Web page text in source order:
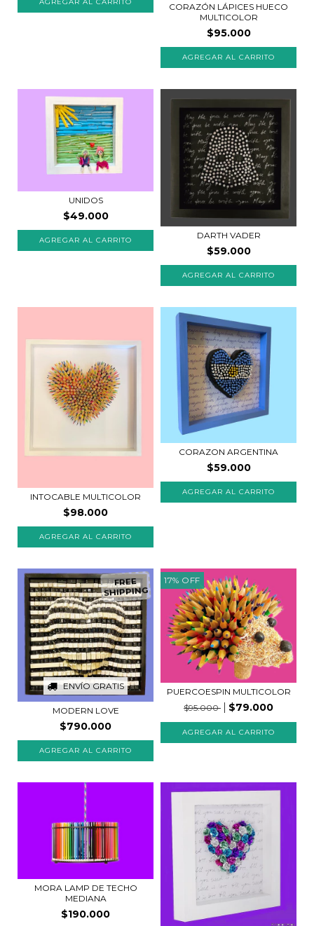
CORAZÓN LÁPICES HUECO
MULTICOLOR
$95.000
UNIDOS
$49.000
DARTH VADER
$59.000
INTOCABLE MULTICOLOR
$98.000
AGREGAR AL CARRITO
CORAZON ARGENTINA
$59.000
ENVÍO GRATIS
FREE
SHIPPING
MODERN LOVE
$790.000
17% OFF
PUERCOESPIN MULTICOLOR
$95.000
$79.000
AGREGAR AL CARRITO
MORA LAMP DE TECHO
MEDIANA
$190.000